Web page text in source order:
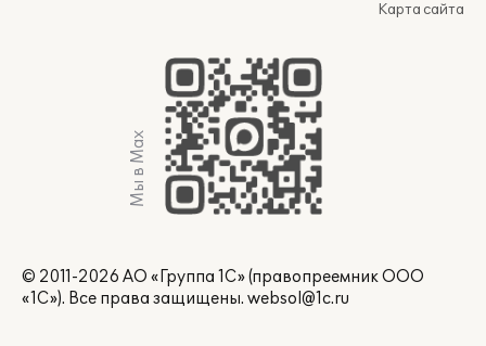
Карта сайта
Мы в Max
© 2011-2026 АО «Группа 1С» (правопреемник ООО
«1С»). Все права защищены. websol@1c.ru